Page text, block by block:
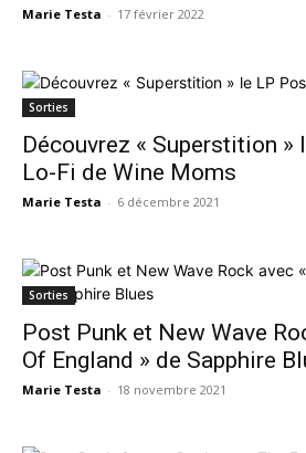
Marie Testa - 17 février 2022
Sorties
Découvrez « Superstition »
Lo-Fi de Wine Moms
Marie Testa - 6 décembre 2021
Sorties
Post Punk et New Wave
Of England » de Sapphire
Marie Testa - 18 novembre 2021